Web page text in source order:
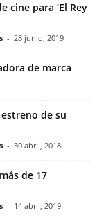
cine para ‘El Rey
- 28 junio, 2019
de marca
de su
- 30 abril, 2018
de 17
- 14 abril, 2019